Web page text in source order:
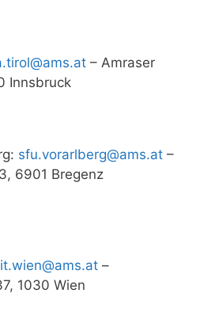
– Amraser
Innsbruck
sfu.vorarlberg@ams.at –
6901 Bregenz
–
1030 Wien